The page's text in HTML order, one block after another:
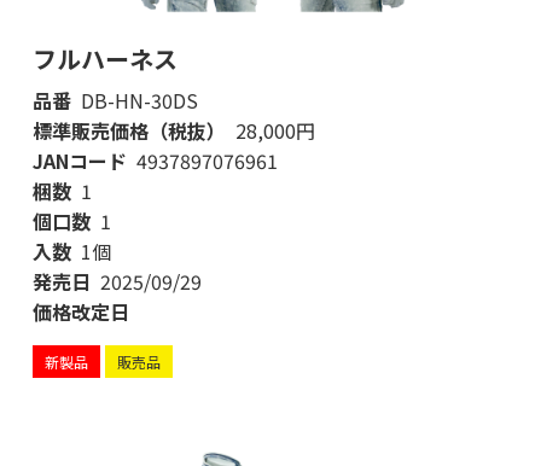
フルハーネス
品番 DB-HN-30DS
標準販売価格（税抜）
28,000円
JANコード 4937897076961
梱数 1
個口数 1
入数 1個
発売日 2025/09/29
価格改定日
新製品 販売品